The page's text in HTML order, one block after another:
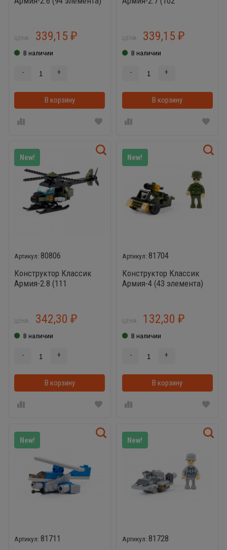
ЦЕНА: 339,15 ₽
В наличии
- +
В корзину В корзинке
ЦЕНА: 339,15₽
В наличии
- +
В корзину
New!
80806
Конструктор Классик
Армия-2.8 (111
ЦЕНА: 342,30 ₽
В наличии
- +
В корзину В корзинке
New!
81704
Конструктор Классик
Армия-4 (43 элемента)
ЦЕНА: 132,30₽
В наличии
- +
В корзину
New!
81711
New!
81728